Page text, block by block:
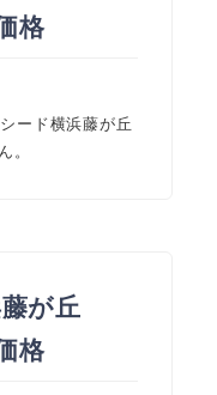
格
ード横浜藤が丘
。
が丘
格